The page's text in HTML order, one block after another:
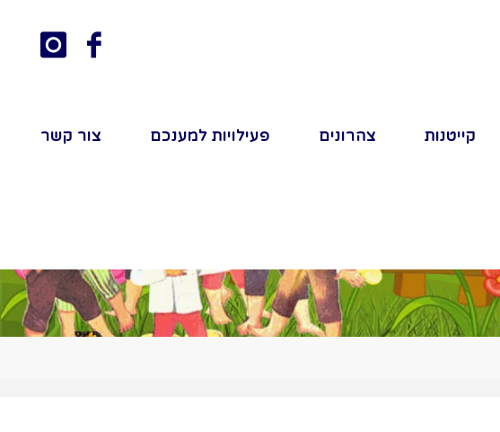
קייטנות צהרונים פעילויות למענכם צור קשר